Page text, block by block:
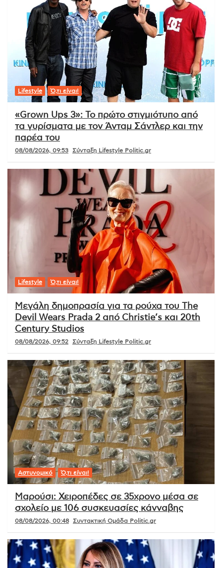
Lifestyle Ό,τι είναι!
«Grown Ups 3»: Το πρώτο στιγμιότυπο από
τα γυρίσματα με τον Άνταμ Σάντλερ και την
παρέα του
08/08/2026, 09:53 Σύνταξη Lifestyle Politic.gr
Lifestyle Ό,τι είναι!
Μεγάλη δημοπρασία για τα ρούχα του The
Devil Wears Prada 2 από Christie’s και 20th
Century Studios
08/08/2026, 09:52 Σύνταξη Lifestyle Politic.gr
Αστυνομικό Ό,τι είναι!
Μαρούσι: Χειροπέδες σε 35χρονο μέσα σε
σχολείο με 106 συσκευασίες κάνναβης
08/08/2026, 00:48 Συντακτική Ομάδα Politic.gr